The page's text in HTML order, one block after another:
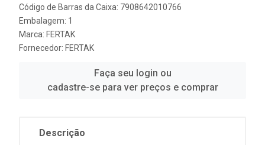
Código de Barras da Caixa: 7908642010766
Embalagem: 1
Marca: FERTAK
Fornecedor: FERTAK
Faça seu login ou
cadastre-se para ver preços e comprar
Descrição